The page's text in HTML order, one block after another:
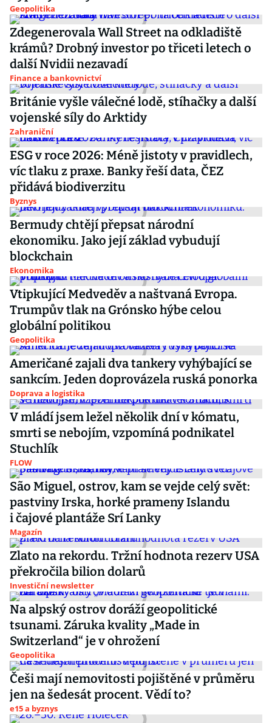
Geopolitika
Zdegenerovala Wall Street na odkladiště
krámů? Drobný investor po třiceti letech o
další Nvidii nezavadí
Finance a bankovnictví
Británie vyšle válečné lodě, stíhačky a další
vojenské síly do Arktidy
Zahraniční
ESG v roce 2026: Méně jistoty v pravidlech,
víc tlaku z praxe. Banky řeší data, ČEZ
přidává biodiverzitu
Byznys
Bermudy chtějí přepsat národní
ekonomiku. Jako její základ vybudují
blockchain
Ekonomika
Vtipkující Medveděv a naštvaná Evropa.
Trumpův tlak na Grónsko hýbe celou
globální politikou
Geopolitika
Američané zajali dva tankery vyhýbající se
sankcím. Jeden doprovázela ruská ponorka
Doprava a logistika
V mládí jsem ležel několik dní v kómatu,
smrti se nebojím, vzpomíná podnikatel
Stuchlík
FLOW
São Miguel, ostrov, kam se vejde celý svět:
pastviny Irska, horké prameny Islandu
i čajové plantáže Srí Lanky
Magazín
Zlato na rekordu. Tržní hodnota rezerv USA
překročila bilion dolarů
Investiční newsletter
Na alpský ostrov doráží geopolitické
tsunami. Záruka kvality „Made in
Switzerland“ je v ohrožení
Geopolitika
Češi mají nemovitosti pojištěné v průměru
jen na šedesát procent. Vědí to?
e15 a byznys